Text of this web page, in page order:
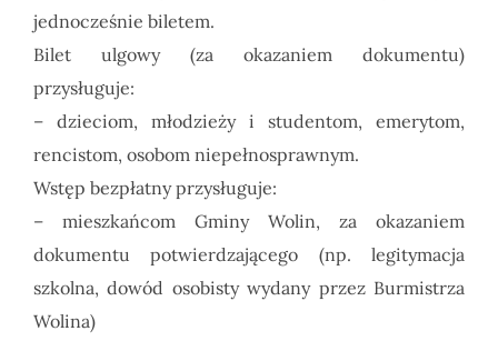
jednocześnie biletem.
Bilet ulgowy (za okazaniem dokumentu)
przysługuje:
– dzieciom, młodzieży i studentom, emerytom,
rencistom, osobom niepełnosprawnym.
Wstęp bezpłatny przysługuje:
– mieszkańcom Gminy Wolin, za okazaniem
dokumentu potwierdzającego (np. legitymacja
szkolna, dowód osobisty wydany przez Burmistrza
Wolina)